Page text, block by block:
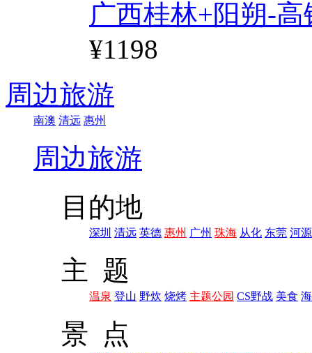
广西桂林+阳朔-高
¥1198
周边旅游
南澳 清远 惠州
周边旅游
目的地
深圳 清远 英德 惠州 广州 珠海 从化 东莞 河源
主 题
温泉 登山 野炊 烧烤 主题公园 CS野战 美食
景 点